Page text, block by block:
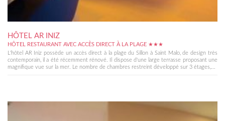
HÔTEL AR INIZ
HÔTEL RESTAURANT AVEC ACCÈS DIRECT À LA PLAGE ★★★
L'hôtel AR Iniz possède un accès direct à la plage du Sillon à Saint Malo, de design très
contemporain, il a été récemment rénové. Il dispose d'une large terrasse proposant une
magnifique vue sur la mer. Le nombre de chambres restreint développé sur 3 étages,...